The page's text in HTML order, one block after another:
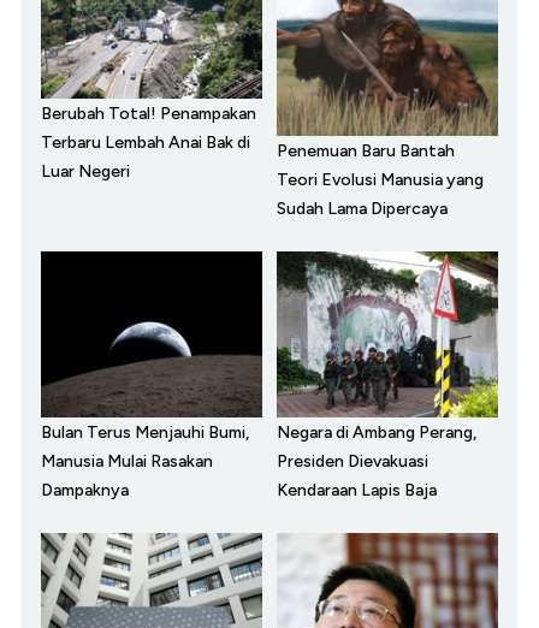
Berubah Total! Penampakan
Terbaru Lembah Anai Bak di
Luar Negeri
Penemuan Baru Bantah
Teori Evolusi Manusia yang
Sudah Lama Dipercaya
Bulan Terus Menjauhi Bumi,
Manusia Mulai Rasakan
Dampaknya
Negara di Ambang Perang,
Presiden Dievakuasi
Kendaraan Lapis Baja